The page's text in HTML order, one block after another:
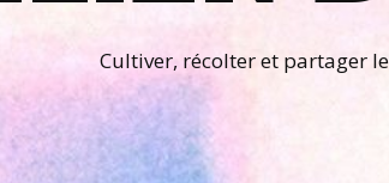
Cultiver, récolter et partager